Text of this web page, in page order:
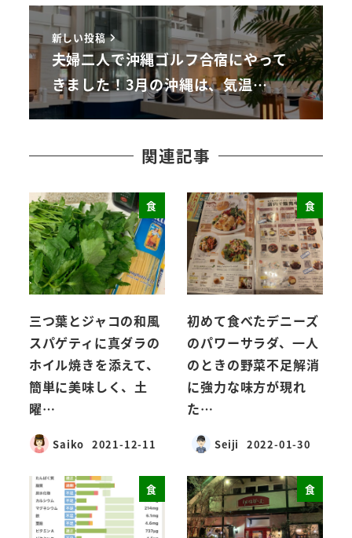
新しい投稿
夫婦二人で沖縄ゴルフ合宿にやって
きました！3月の沖縄は、気温…
関連記事
食
三つ葉とジャコの和風
スパゲティに真ダラの
ホイル焼きを添えて、
簡単に美味しく、土
曜…
Saiko 2021-12-11
食
初めて食べたデニーズ
のパワーサラダ、一人
のときの野菜不足解消
に強力な味方が現れ
た…
Seiji 2022-01-30
食 食